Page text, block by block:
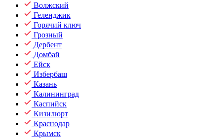
Волжский
Геленджик
Горячий ключ
Грозный
Дербент
Домбай
Ейск
Избербаш
Казань
Калининград
Каспийск
Кизилюрт
Краснодар
Крымск